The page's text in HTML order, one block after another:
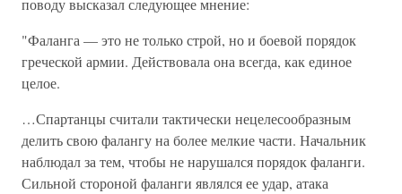
поводу высказал следующее мнение:
"Фаланга — это не только строй, но и боевой порядок
греческой армии. Действовала она всегда, как единое
целое.
…Спартанцы считали тактически нецелесообразным
делить свою фалангу на более мелкие части. Начальник
наблюдал за тем, чтобы не нарушался порядок фаланги.
Сильной стороной фаланги являлся ее удар, атака